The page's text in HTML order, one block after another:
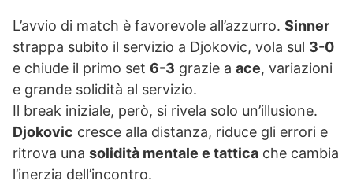
L’avvio di match è favorevole all’azzurro. Sinner
strappa subito il servizio a Djokovic, vola sul 3-0
e chiude il primo set 6-3 grazie a ace, variazioni
e grande solidità al servizio.
Il break iniziale, però, si rivela solo un’illusione.
Djokovic cresce alla distanza, riduce gli errori e
ritrova una solidità mentale e tattica che cambia
l’inerzia dell’incontro.